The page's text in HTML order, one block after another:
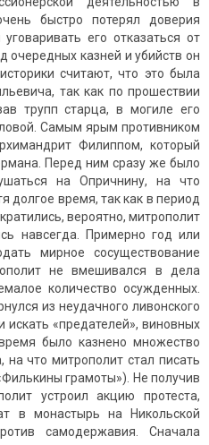
быстро потерял доверия
его отказаться от
очередных казней и убийств он
считают, что это была
так как по прошествии
трупп старца, в могиле его
Самым ярым противником
Филиппом, который
Перед ним сразу же было
на Опричнину, на что
долгое время, так как в период
вероятно, митрополит
навсегда. Примерно год или
мирное сосуществование
не вмешивался в дела
количество осужденных.
из неудачного ливонского
искать «предателей», виновных
было казнено множество
на что митрополит стал писать
грамоты»). Не получив
устроил акцию протеста,
в монастырь на Никольской
самодержавия. Сначала